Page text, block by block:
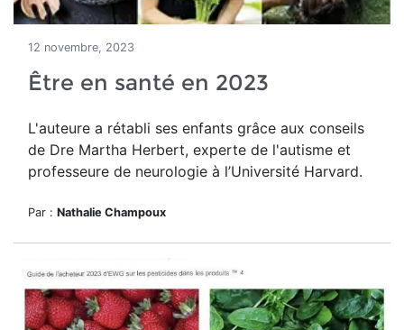
12 novembre, 2023
Être en santé en 2023
L'auteure a rétabli ses enfants grâce aux conseils
de Dre Martha Herbert, experte de l'autisme et
professeure de neurologie à l’Université Harvard.
Par : Nathalie Champoux